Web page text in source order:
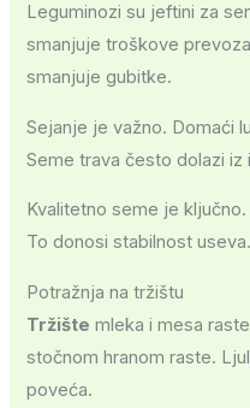
Leguminozi su jeftini za
smanjuje troškove
smanjuje gubitke.
Sejanje je važno. Domaći
Seme trava često dolazi iz
Kvalitetno seme je
To donosi stabilnost useva.
Potražnja na tržištu
Tržište mleka i mesa
stočnom hranom raste.
poveća.